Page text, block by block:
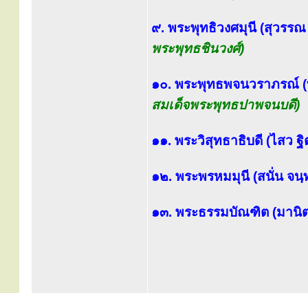
๙. พระพุทธิวงศมุนี (สุวรร
พระพุทธชินวงศ์)
๑๐. พระพุทธพจนวราภรณ์ (
สมเด็จพระพุทธปาพจนบดี)
๑๑. พระวิสุทธาธิบดี (ไสว
๑๒. พระพรหมมุนี (สนั่น จนฺ
๑๓. พระธรรมบัณฑิต (มานิ